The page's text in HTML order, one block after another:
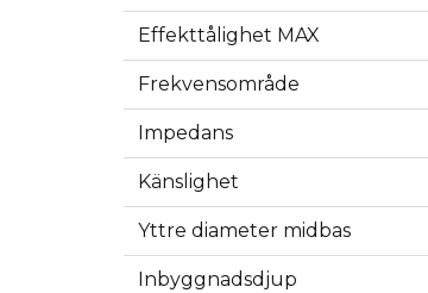
Effekttålighet MAX
Frekvensområde
Impedans
Känslighet
Yttre diameter midbas
Inbyggnadsdjup